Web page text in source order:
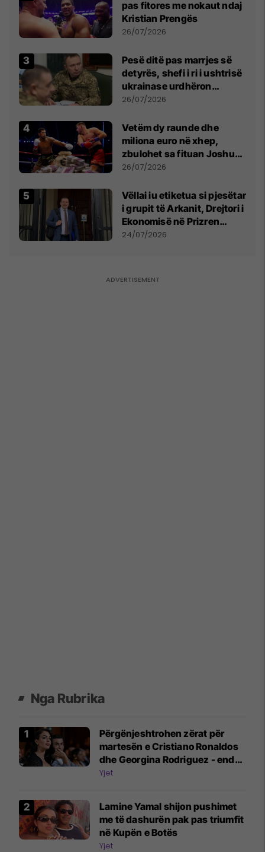
pas fitores me nokaut ndaj
Kristian Prengës
26/07/2026
Pesë ditë pas marrjes së
detyrës, shefi i ri i ushtrisë
ukrainase urdhëron
kontroll të madh
26/07/2026
Vetëm dy raunde dhe
miliona euro në xhep,
zbulohet sa fituan Joshua
e Prenga
26/07/2026
Vëllai iu etiketua si pjesëtar
i grupit të Arkanit, Drejtori i
Ekonomisë në Prizren
mohon pretendimet
24/07/2026
Nga Rubrika
Përgënjeshtrohen zërat për
martesën e Cristiano Ronaldos
dhe Georgina Rodriguez - ende
nuk është caktuar data e
Yjet
Lamine Yamal shijon pushimet
me të dashurën pak pas triumfit
në Kupën e Botës
Yjet